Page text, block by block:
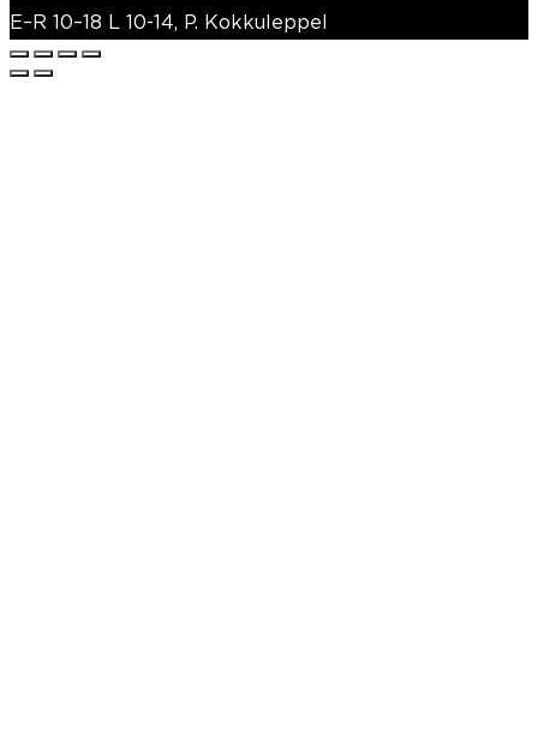
E–R 10–18 L 10-14, P. Kokkuleppel